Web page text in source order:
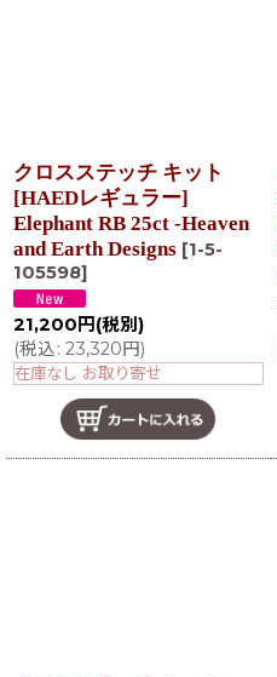
クロスステッチ キット
[HAEDレギュラー]
Elephant RB 25ct -Heaven
and Earth Designs [1-5-
105598]
21,200 円 (税別)
(税込: 23,320円)
在庫なし お取り寄せ